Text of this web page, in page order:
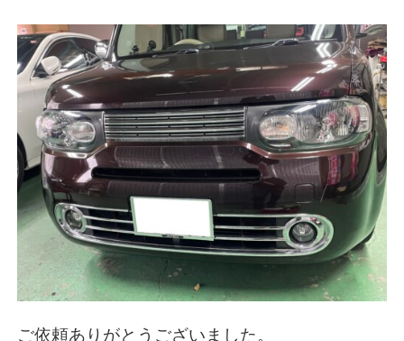
ご依頼ありがとうございました。